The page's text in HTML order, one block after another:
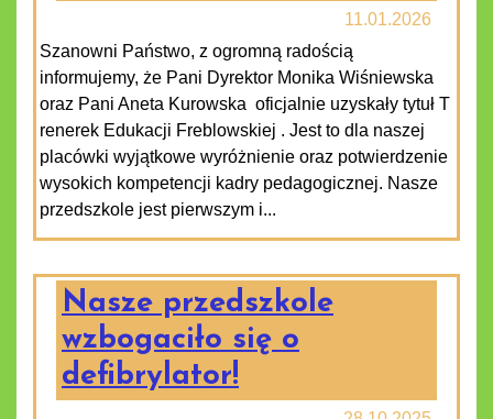
11.01.2026
Szanowni Państwo, z ogromną radością
informujemy, że Pani Dyrektor Monika Wiśniewska
oraz Pani Aneta Kurowska oficjalnie uzyskały tytuł T
renerek Edukacji Freblowskiej . Jest to dla naszej
placówki wyjątkowe wyróżnienie oraz potwierdzenie
wysokich kompetencji kadry pedagogicznej. Nasze
przedszkole jest pierwszym i...
Nasze przedszkole
wzbogaciło się o
defibrylator!